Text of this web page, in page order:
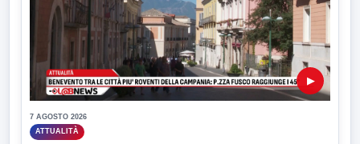
▶
7 AGOSTO 2026
ATTUALITÀ